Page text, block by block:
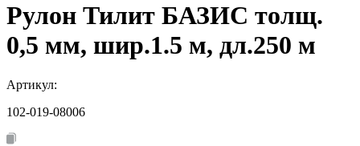
Рулон Тилит БАЗИС толщ.
0,5 мм, шир.1.5 м, дл.250 м
Артикул:
102-019-08006